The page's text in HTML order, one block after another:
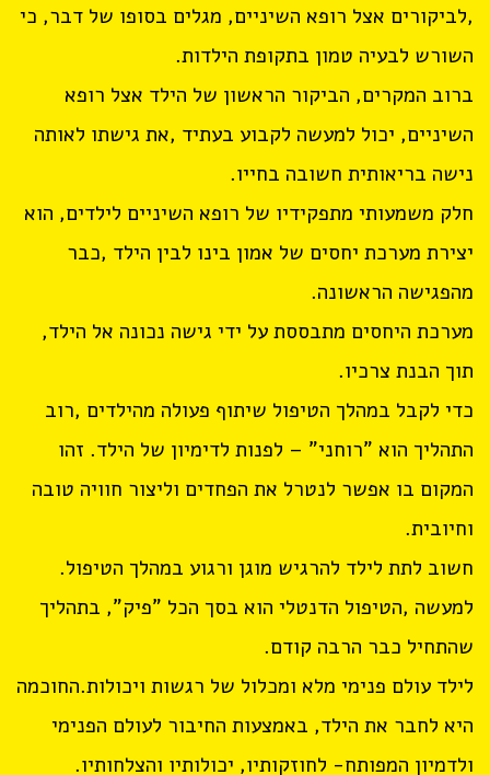
,לביקורים אצל רופא השיניים, מגלים בסופו של דבר, כי
השורש לבעיה טמון בתקופת הילדות.
ברוב המקרים, הביקור הראשון של הילד אצל רופא
השיניים, יכול למעשה לקבוע בעתיד ,את גישתו לאותה
נישה בריאותית חשובה בחייו.
חלק משמעותי מתפקידיו של רופא השיניים לילדים, הוא
יצירת מערכת יחסים של אמון בינו לבין הילד ,כבר
מהפגישה הראשונה.
מערכת היחסים מתבססת על ידי גישה נכונה אל הילד,
תוך הבנת צרכיו.
כדי לקבל במהלך הטיפול שיתוף פעולה מהילדים ,רוב
התהליך הוא "רוחני" – לפנות לדימיון של הילד. זהו
המקום בו אפשר לנטרל את הפחדים וליצור חוויה טובה
וחיובית.
חשוב לתת לילד להרגיש מוגן ורגוע במהלך הטיפול.
למעשה ,הטיפול הדנטלי הוא בסך הכל "פיק", בתהליך
שהתחיל כבר הרבה קודם.
לילד עולם פנימי מלא ומכלול של רגשות ויכולות.החוכמה
היא לחבר את הילד, באמצעות החיבור לעולם הפנימי
ולדמיון המפותח- לחוזקותיו, יכולותיו והצלחותיו.